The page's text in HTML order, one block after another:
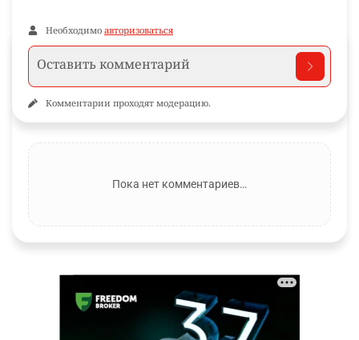
Необходимо авторизоваться
Комментарии проходят модерацию.
Пока нет комментариев…